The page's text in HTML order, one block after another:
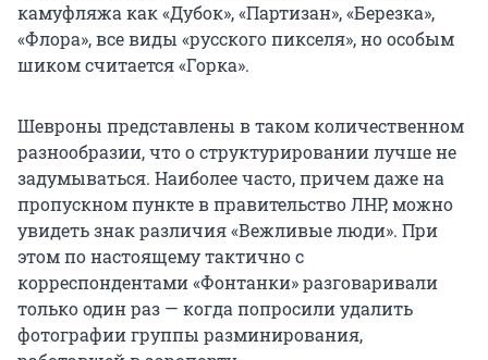
камуфляжа как «Дубок», «Партизан», «Березка»,
«Флора», все виды «русского пикселя», но особым
шиком считается «Горка».
Шевроны представлены в таком количественном
разнообразии, что о структурировании лучше не
задумываться. Наиболее часто, причем даже на
пропускном пункте в правительство ЛНР, можно
увидеть знак различия «Вежливые люди». При
этом по настоящему тактично с
корреспондентами «Фонтанки» разговаривали
только один раз — когда попросили удалить
фотографии группы разминирования,